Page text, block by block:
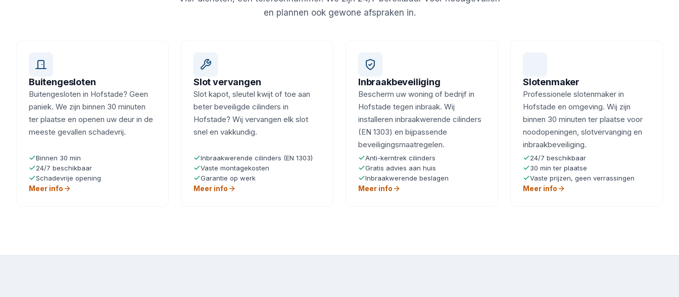
en plannen ook gewone afspraken in.
Buitengesloten
Buitengesloten in Hofstade? Geen
paniek. We zijn binnen 30 minuten
ter plaatse en openen uw deur in de
meeste gevallen schadevrij.
Binnen 30 min
24/7 beschikbaar
Schadevrije opening
Meer info
Slot vervangen
Slot kapot, sleutel kwijt of toe aan
beter beveiligde cilinders in
Hofstade? Wij vervangen elk slot
snel en vakkundig.
Inbraakwerende cilinders (EN 1303)
Vaste montagekosten
Garantie op werk
Meer info
Inbraakbeveiliging
Bescherm uw woning of bedrijf in
Hofstade tegen inbraak. Wij
installeren inbraakwerende cilinders
(EN 1303) en bijpassende
beveiligingsmaatregelen.
Anti-kerntrek cilinders
Gratis advies aan huis
Inbraakwerende beslagen
Meer info
Slotenmaker
Professionele slotenmaker in
Hofstade en omgeving. Wij zijn
binnen 30 minuten ter plaatse voor
noodopeningen, slotvervanging en
inbraakbeveiliging.
24/7 beschikbaar
30 min ter plaatse
Vaste prijzen, geen verrassingen
Meer info